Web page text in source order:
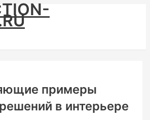
примеры
в интерьере